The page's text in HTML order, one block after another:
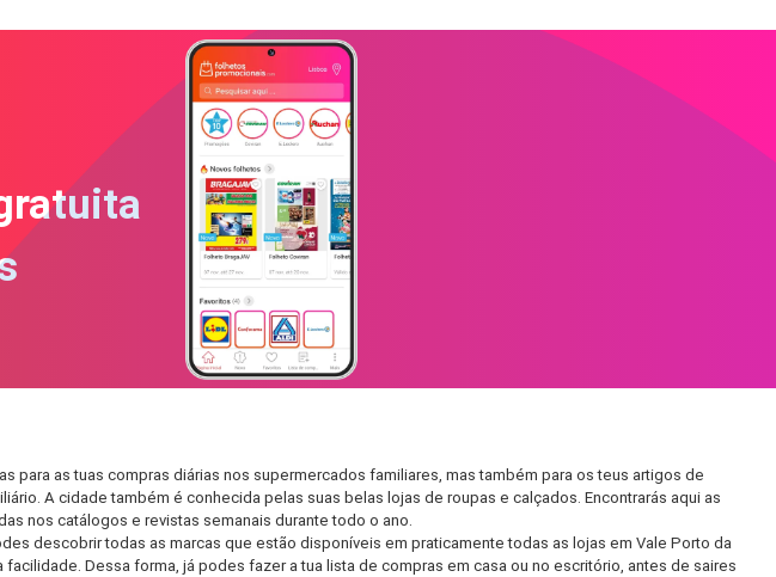
as tuas compras diárias nos supermercados familiares, mas também para os teus artigos de
A cidade também é conhecida pelas suas belas lojas de roupas e calçados. Encontrarás aqui as
nos catálogos e revistas semanais durante todo o ano.
descobrir todas as marcas que estão disponíveis em praticamente todas as lojas em Vale Porto da
Dessa forma, já podes fazer a tua lista de compras em casa ou no escritório, antes de saires